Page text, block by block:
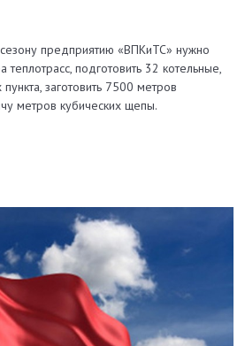
предприятию «ВПКиТС» нужно
теплотрасс, подготовить 32 котельные,
заготовить 7500 метров
метров кубических щепы.